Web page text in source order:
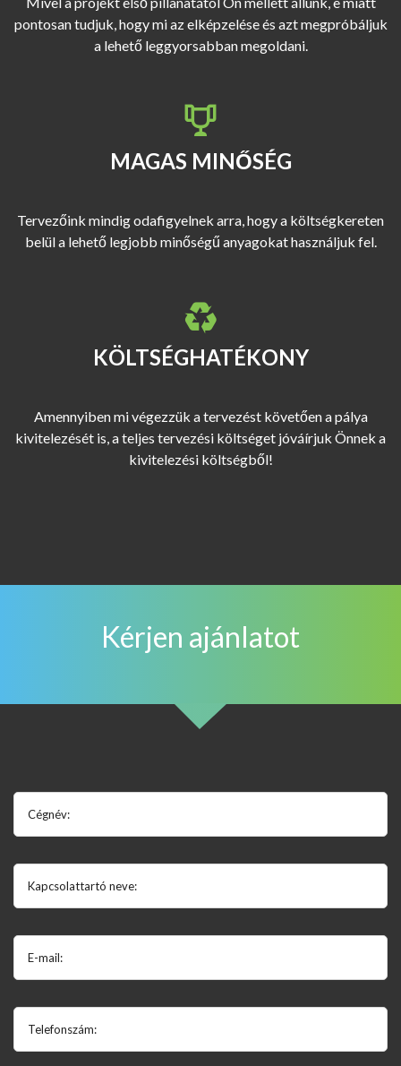
pontosan tudjuk, hogy mi az elképzelése és azt megpróbáljuk
a lehető leggyorsabban megoldani.
MAGAS MINŐSÉG
Tervezőink mindig odafigyelnek arra, hogy a költségkereten
belül a lehető legjobb minőségű anyagokat használjuk fel.
KÖLTSÉGHATÉKONY
Amennyiben mi végezzük a tervezést követően a pálya
kivitelezését is, a teljes tervezési költséget jóváírjuk Önnek a
kivitelezési költségből!
Kérjen ajánlatot
Cégnév:
Kapcsolattartó neve:
E-mail:
Telefonszám: